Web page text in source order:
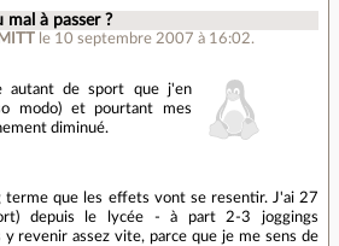
mal à passer ?
le 10 septembre 2007 à 16:02.
autant de sport que j'en
modo) et pourtant mes
diminué.
que les effets vont se resentir. J'ai 27
depuis le lycée - à part 2-3 joggings
y revenir assez vite, parce que je me sens de